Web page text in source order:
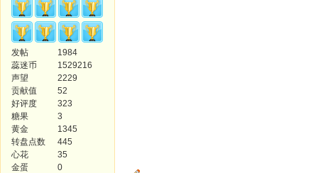
发帖
1984
蕊迷币
1529216
声望
2229
贡献值
52
好评度
323
糖果
3
黄金
1345
转盘点数
445
心花
35
金蛋
0